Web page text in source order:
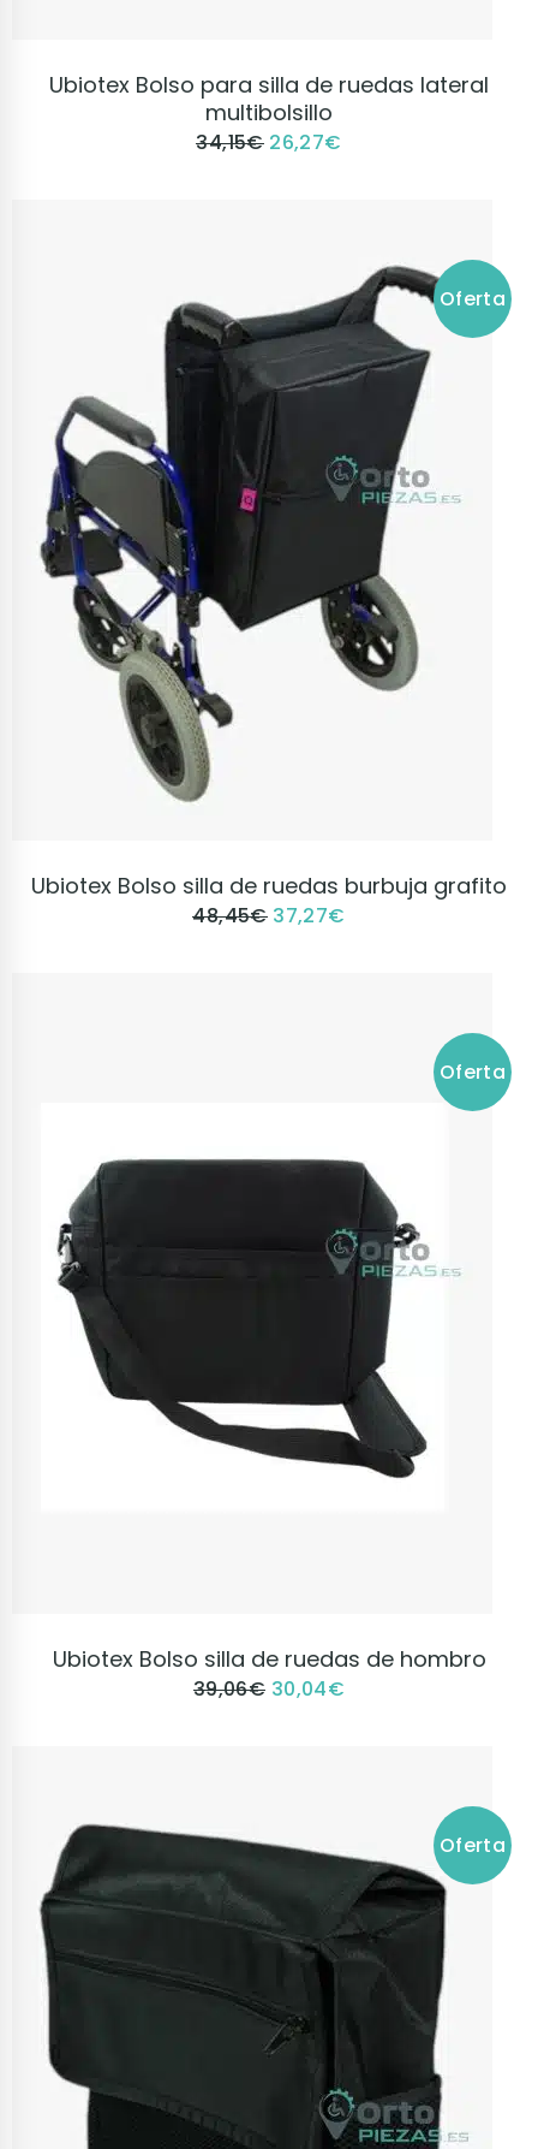
VER PRODUCTO
Ubiotex Bolso para silla de ruedas lateral
multibolsillo
34,15€ 26,27€
Oferta
VER PRODUCTO
Ubiotex Bolso silla de ruedas burbuja grafito
48,45€ 37,27€
Oferta
VER PRODUCTO
Ubiotex Bolso silla de ruedas de hombro
39,06€ 30,04€
Oferta